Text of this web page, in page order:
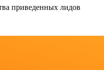
приведенных лидов